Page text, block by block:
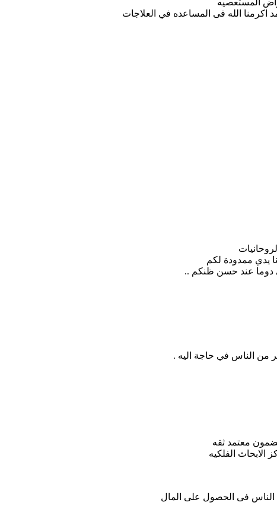
المستعصيه
اكرمنا الله فى المساعده في العلاجات
يدي ممدودة لكم
دوما عند حسن ظنكم ..
من الناس في حاجة اليه .
معتمد ثقه
الفلكيه
الناس فى الحصول على المال